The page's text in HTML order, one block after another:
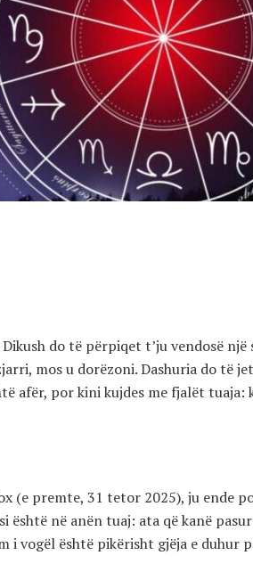
do të përpiqet t’ju vendosë
mos u dorëzoni. Dashuria do të
afër, por kini kujdes me fjalët tuaja:
(e premte, 31 tetor 2025), ju ende
është në anën tuaj: ata që kanë
i vogël është pikërisht gjëja e duhur